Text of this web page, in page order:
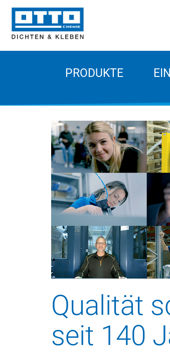
PRODUKTE
Qualität
seit 140